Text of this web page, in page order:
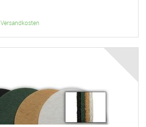
Versandkosten